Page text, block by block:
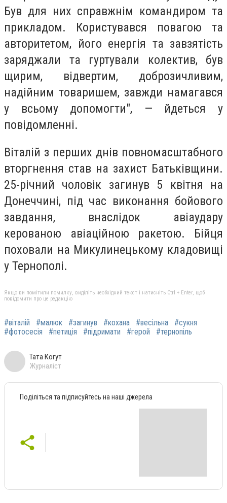
Був для них справжнім командиром та
прикладом. Користувався повагою та
авторитетом, його енергія та завзятість
заряджали та гуртували колектив, був
щирим, відвертим, доброзичливим,
надійним товаришем, завжди намагався
у всьому допомогти", — йдеться у
повідомленні.
Віталій з перших днів повномасштабного
вторгнення став на захист Батьківщини.
25-річний чоловік загинув 5 квітня на
Донеччині, під час виконання бойового
завдання, внаслідок авіаудару
керованою авіаційною ракетою. Бійця
поховали на Микулинецькому кладовищі
у Тернополі.
Якщо ви помітили помилку, виділіть необхідний текст і натисніть Ctrl + Enter, щоб
повідомити про це редакцію
#віталій #малюк #загинув #кохана #весільна
#сукня
#фотосесія
#петиція #підримати #герой #тернопіль
Тата Когут
Журналіст
Поділіться та підписуйтесь на наші джерела